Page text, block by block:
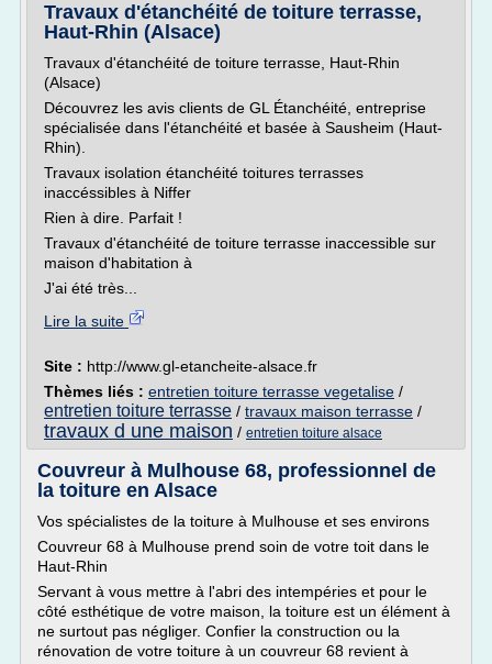
Travaux d'étanchéité de toiture terrasse,
Haut-Rhin (Alsace)
Travaux d'étanchéité de toiture terrasse, Haut-Rhin
(Alsace)
Découvrez les avis clients de GL Étanchéité, entreprise
spécialisée dans l'étanchéité et basée à Sausheim (Haut-
Rhin).
Travaux isolation étanchéité toitures terrasses
inaccéssibles à Niffer
Rien à dire. Parfait !
Travaux d'étanchéité de toiture terrasse inaccessible sur
maison d'habitation à
J'ai été très...
Lire la suite
Site : http://www.gl-etancheite-alsace.fr
Thèmes liés : entretien toiture terrasse vegetalise /
entretien toiture terrasse / travaux maison terrasse /
travaux d une maison / entretien toiture alsace
Couvreur à Mulhouse 68, professionnel de
la toiture en Alsace
Vos spécialistes de la toiture à Mulhouse et ses environs
Couvreur 68 à Mulhouse prend soin de votre toit dans le
Haut-Rhin
Servant à vous mettre à l'abri des intempéries et pour le
côté esthétique de votre maison, la toiture est un élément à
ne surtout pas négliger. Confier la construction ou la
rénovation de votre toiture à un couvreur 68 revient à